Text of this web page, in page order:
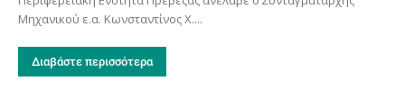
Μηχανικού ε.α. Κωνσταντίνος Χ....
Διαβάστε περισσότερα